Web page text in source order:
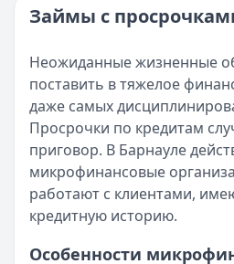
Категория:МФО и микрозаймы
Все статьи
Возврат переплаты в
Опубликовано:5 декабря 2025 г.
Категория:МФО
Читать новость
Срочный микрозайм 15 000 ₽
Кратко:Нужны 15 000 рублей
Опубликовано:5 декабря 2025 г.
Категория:МФО
Читать новость
Займы с
Неожиданные жизненные
поставить в тяжелое
даже самых
Просрочки по кредитам
приговор. В Барнауле
микрофинансовые
работают с клиентами,
кредитную историю.
Особенности